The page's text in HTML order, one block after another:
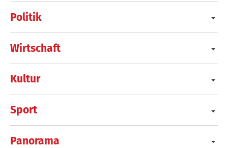
Politik
Wirtschaft
Kultur
Sport
Panorama